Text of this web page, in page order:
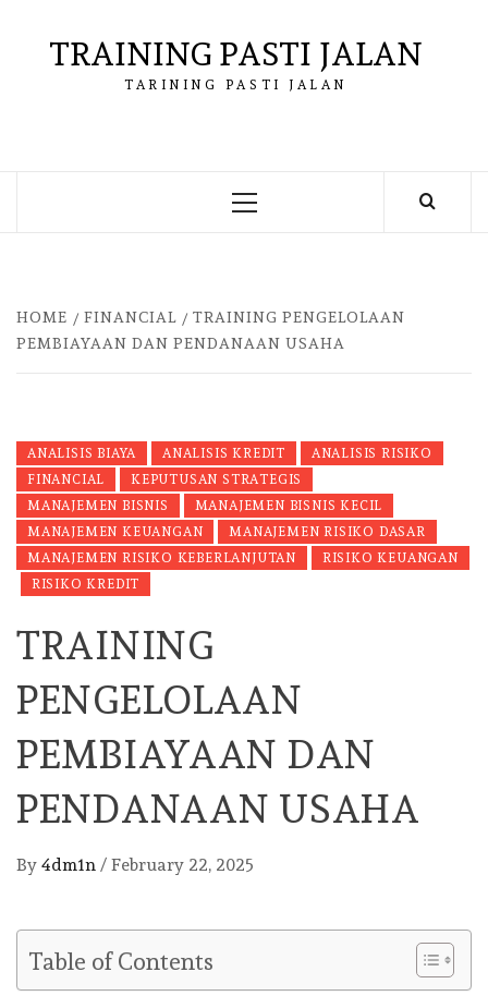
contentTRAINING PASTI JALAN
TARINING PASTI JALAN
Primary
HOME FINANCIAL
TRAINING PENGELOLAAN
PEMBIAYAAN DAN PENDANAAN USAHA
ANALISIS BIAYA ANALISIS KREDIT
ANALISIS RISIKO
FINANCIAL
KEPUTUSAN STRATEGIS
MANAJEMEN BISNIS
MANAJEMEN BISNIS KECIL
MANAJEMEN KEUANGAN
MANAJEMEN RISIKO DASAR
MANAJEMEN RISIKO KEBERLANJUTAN
RISIKO KEUANGAN
RISIKO KREDIT
TRAINING
PENGELOLAAN
PEMBIAYAAN DAN
PENDANAAN USAHA
By 4dm1n / February 22, 2025
Table of Contents